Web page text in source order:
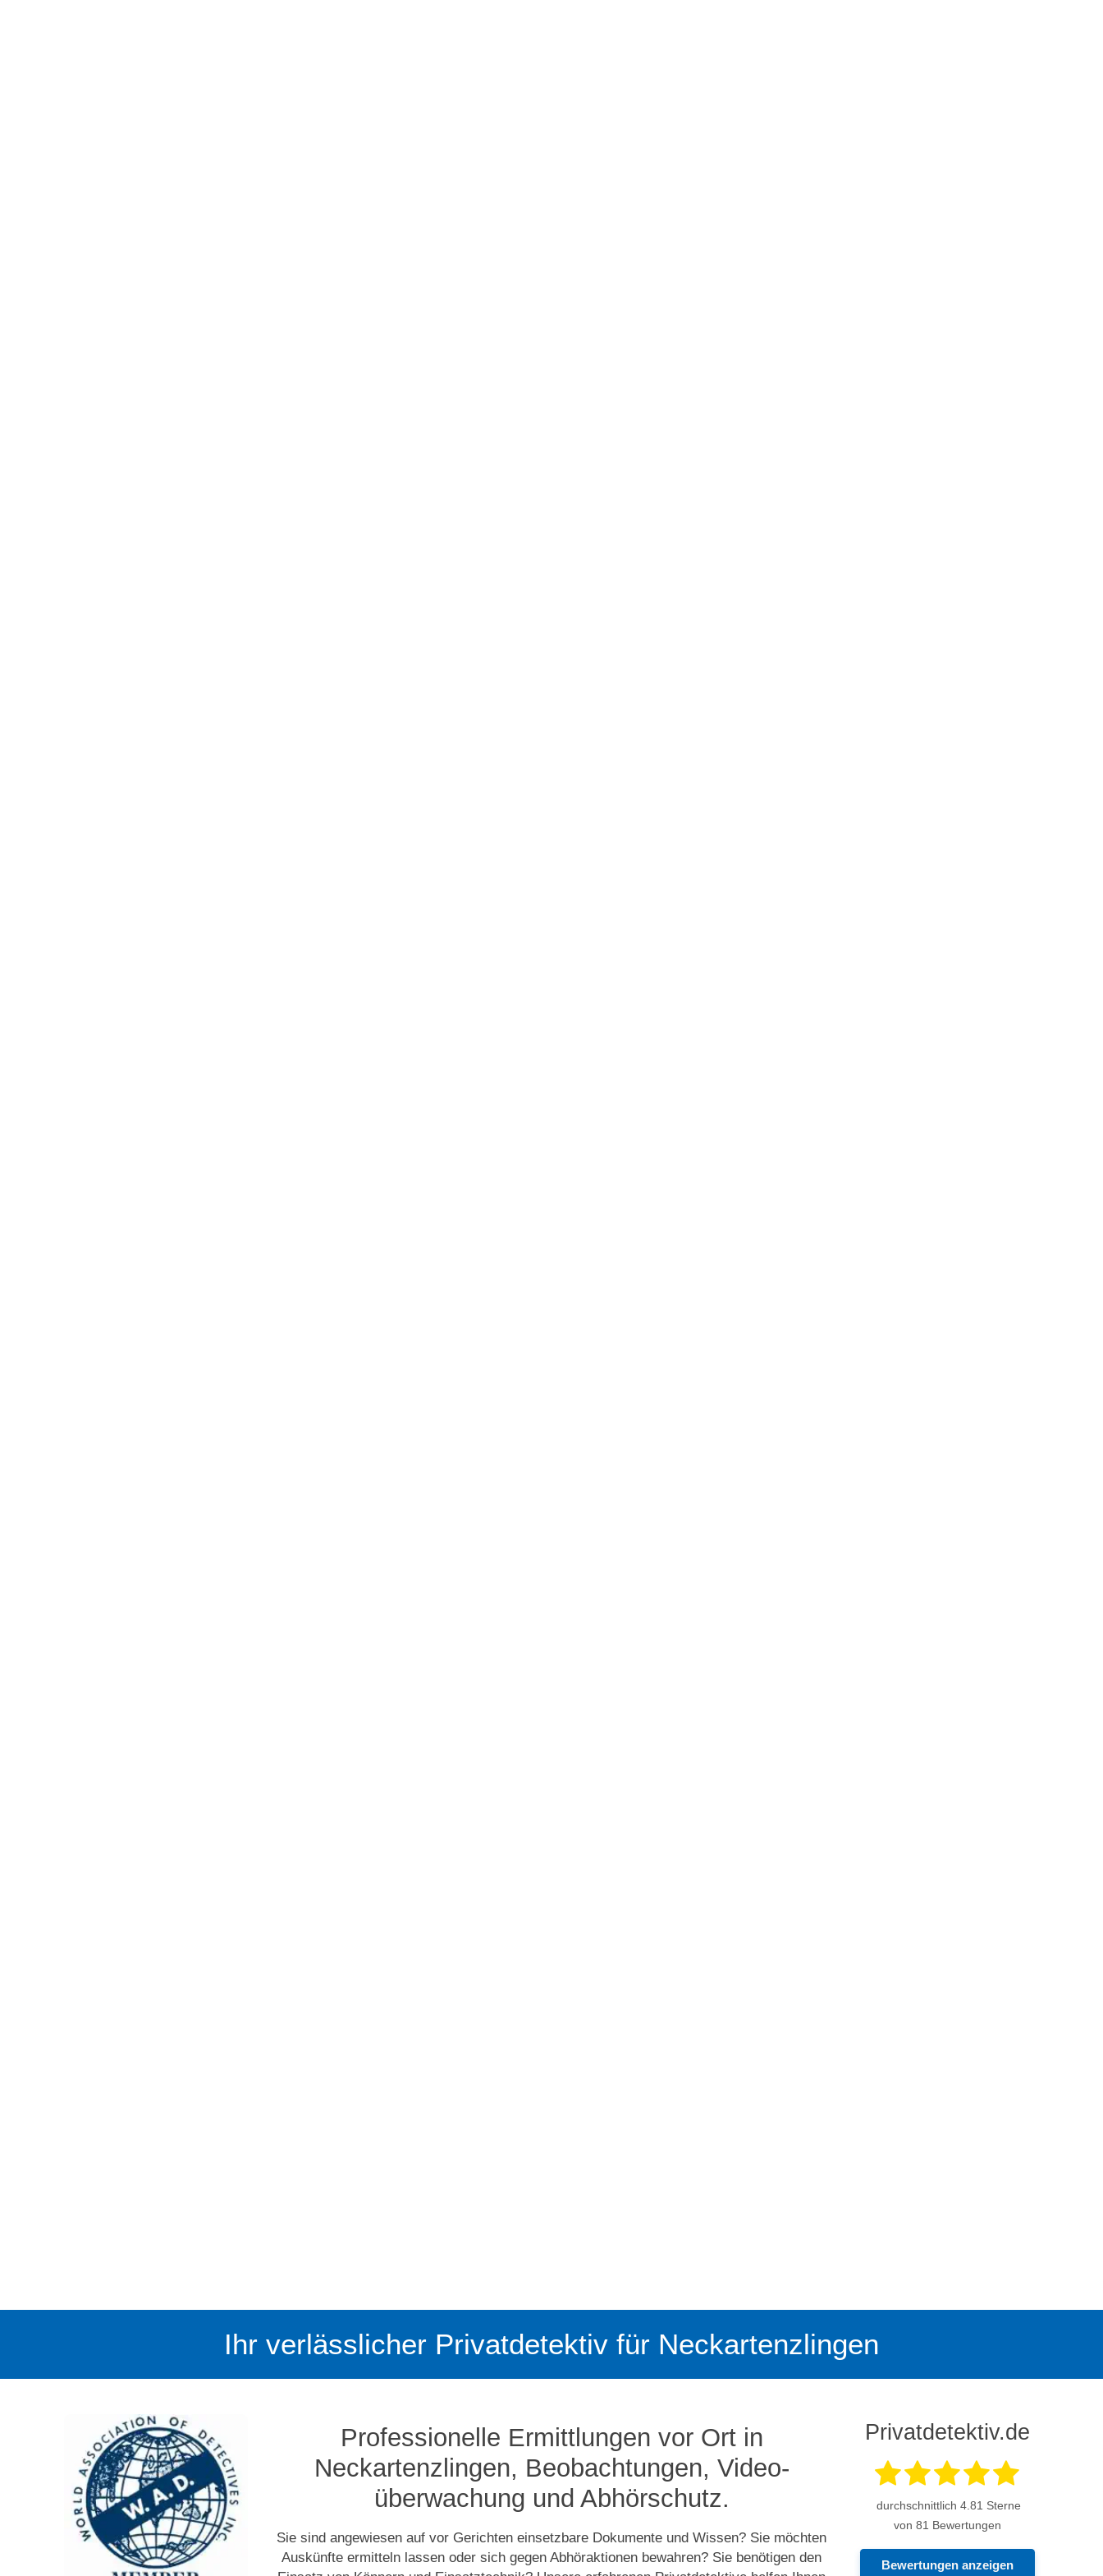
Ihr verlässlicher Privatdetektiv für Neckartenzlingen
Professionelle Ermittlungen vor Ort in
Neckartenzlingen, Beobachtungen, Video­­
überwachung und Abhörschutz.
Sie sind angewiesen auf vor Gerichten einsetzbare Dokumente und Wissen? Sie möchten
Auskünfte ermitteln lassen oder sich gegen Abhöraktionen bewahren? Sie benötigen den
Privatdetektiv.de
durchschnittlich4.81 Sterne
von 81 Bewertungen
Bewertungen anzeigen